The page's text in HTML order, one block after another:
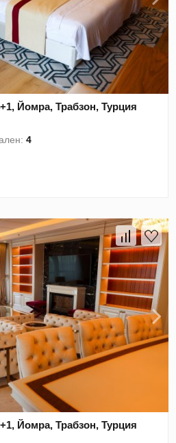
Йомра, Трабзон, Турция
4
Йомра, Трабзон, Турция